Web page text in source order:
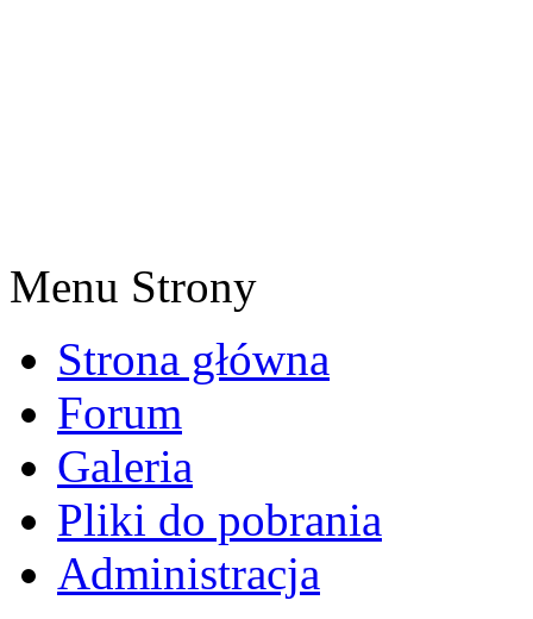
Menu Strony
Strona główna
Forum
Galeria
Pliki do pobrania
Administracja